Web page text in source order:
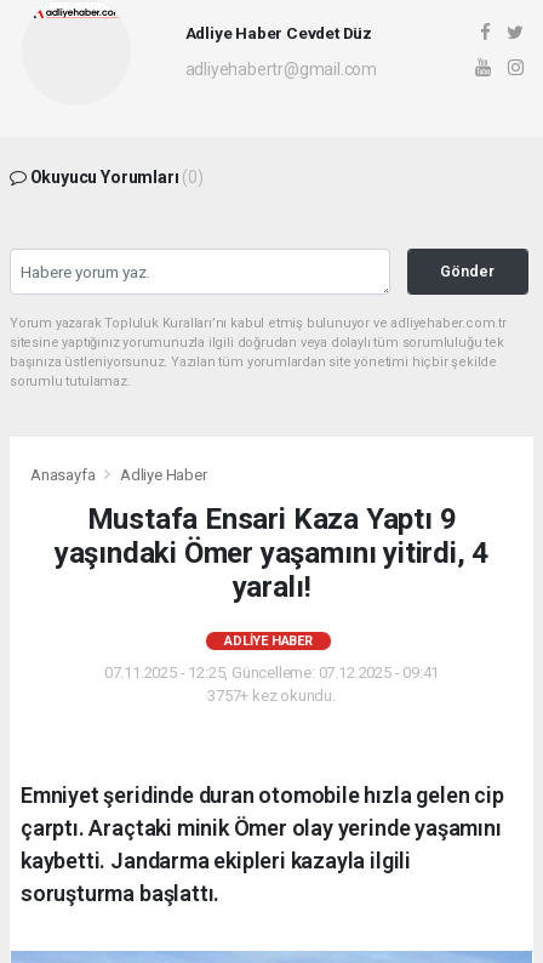
Adliye Haber Cevdet Düz
adliyehabertr@gmail.com
Okuyucu Yorumları (0)
Gönder
Yorum yazarak Topluluk Kuralları’nı kabul etmiş bulunuyor ve adliyehaber.com.tr
sitesine yaptığınız yorumunuzla ilgili doğrudan veya dolaylı tüm sorumluluğu tek
başınıza üstleniyorsunuz. Yazılan tüm yorumlardan site yönetimi hiçbir şekilde
sorumlu tutulamaz.
Anasayfa Adliye Haber
Mustafa Ensari Kaza Yaptı 9
yaşındaki Ömer yaşamını yitirdi, 4
yaralı!
ADLIYE HABER
07.11.2025 - 12:25, Güncelleme: 07.12.2025 - 09:41
3757+ kez okundu.
Emniyet şeridinde duran otomobile hızla gelen cip
çarptı. Araçtaki minik Ömer olay yerinde yaşamını
kaybetti. Jandarma ekipleri kazayla ilgili
soruşturma başlattı.